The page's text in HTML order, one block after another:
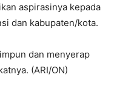
aspirasinya kepada
dan kabupaten/kota.
dan menyerap
(ARI/ON)